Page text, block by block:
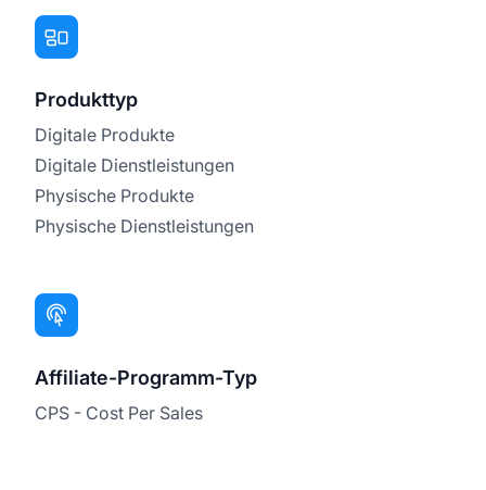
Produkttyp
Digitale Produkte
Digitale Dienstleistungen
Physische Produkte
Physische Dienstleistungen
Affiliate-Programm-Typ
CPS - Cost Per Sales